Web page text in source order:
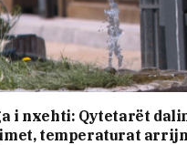
i nxehti: Qytetarët
temperaturat